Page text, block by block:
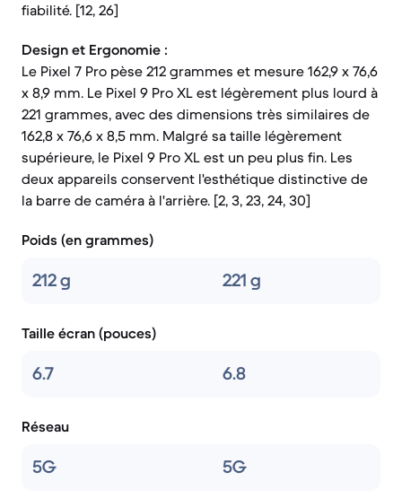
fiabilité. [12, 26]
Design et Ergonomie :
Le Pixel 7 Pro pèse 212 grammes et mesure 162,9 x 76,6
x 8,9 mm. Le Pixel 9 Pro XL est légèrement plus lourd à
221 grammes, avec des dimensions très similaires de
162,8 x 76,6 x 8,5 mm. Malgré sa taille légèrement
supérieure, le Pixel 9 Pro XL est un peu plus fin. Les
deux appareils conservent l'esthétique distinctive de
la barre de caméra à l'arrière. [2, 3, 23, 24, 30]
Poids (en grammes)
212 g 221 g
Taille écran (pouces)
6.7 6.8
Réseau
5G 5G